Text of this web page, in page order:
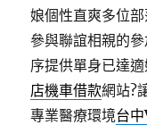
娘個性直爽多位
參與聯誼相親的
序提供單身已達
店機車借款網站?
專業醫療環境台